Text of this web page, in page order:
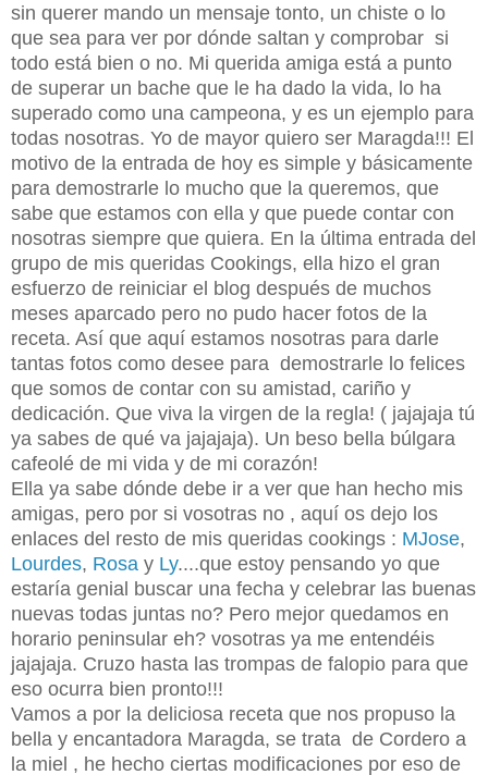
sin querer mando un mensaje tonto, un chiste o lo
que sea para ver por dónde saltan y comprobar si
todo está bien o no. Mi querida amiga está a punto
de superar un bache que le ha dado la vida, lo ha
superado como una campeona, y es un ejemplo para
todas nosotras. Yo de mayor quiero ser Maragda!!! El
motivo de la entrada de hoy es simple y básicamente
para demostrarle lo mucho que la queremos, que
sabe que estamos con ella y que puede contar con
nosotras siempre que quiera. En la última entrada del
grupo de mis queridas Cookings, ella hizo el gran
esfuerzo de reiniciar el blog después de muchos
meses aparcado pero no pudo hacer fotos de la
receta. Así que aquí estamos nosotras para darle
tantas fotos como desee para demostrarle lo felices
que somos de contar con su amistad, cariño y
dedicación. Que viva la virgen de la regla! ( jajajaja tú
ya sabes de qué va jajajaja). Un beso bella búlgara
cafeolé de mi vida y de mi corazón!
Ella ya sabe dónde debe ir a ver que han hecho mis
amigas, pero por si vosotras no , aquí os dejo los
enlaces del resto de mis queridas cookings : MJose,
Lourdes, Rosa y Ly....que estoy pensando yo que
estaría genial buscar una fecha y celebrar las buenas
nuevas todas juntas no? Pero mejor quedamos en
horario peninsular eh? vosotras ya me entendéis
jajajaja. Cruzo hasta las trompas de falopio para que
eso ocurra bien pronto!!!
Vamos a por la deliciosa receta que nos propuso la
bella y encantadora Maragda, se trata de Cordero a
la miel , he hecho ciertas modificaciones por eso de